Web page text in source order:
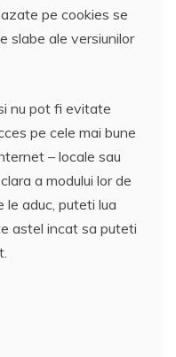
pe cookies se
slabe ale versiunilor
nu pot fi evitate
pe cele mai bune
– locale sau
a modului lor de
le aduc, puteti lua
astel incat sa puteti